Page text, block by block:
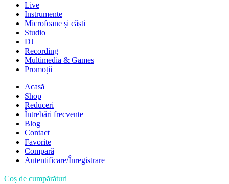
Live
Instrumente
Microfoane și căști
Studio
DJ
Recording
Multimedia & Games
Promoții
Acasă
Shop
Reduceri
Întrebări frecvente
Blog
Contact
Favorite
Compară
Autentificare/Înregistrare
Coș de cumpărături